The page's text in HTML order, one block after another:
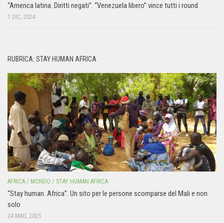
“America latina. Diritti negati”. “Venezuela libero” vince tutti i round
1 DIC, 2024
RUBRICA: STAY HUMAN AFRICA
AFRICA / MONDO / STAY HUMAN AFRICA
“Stay human. Africa”. Un sito per le persone scomparse del Mali e non
solo
24 MAG, 2025